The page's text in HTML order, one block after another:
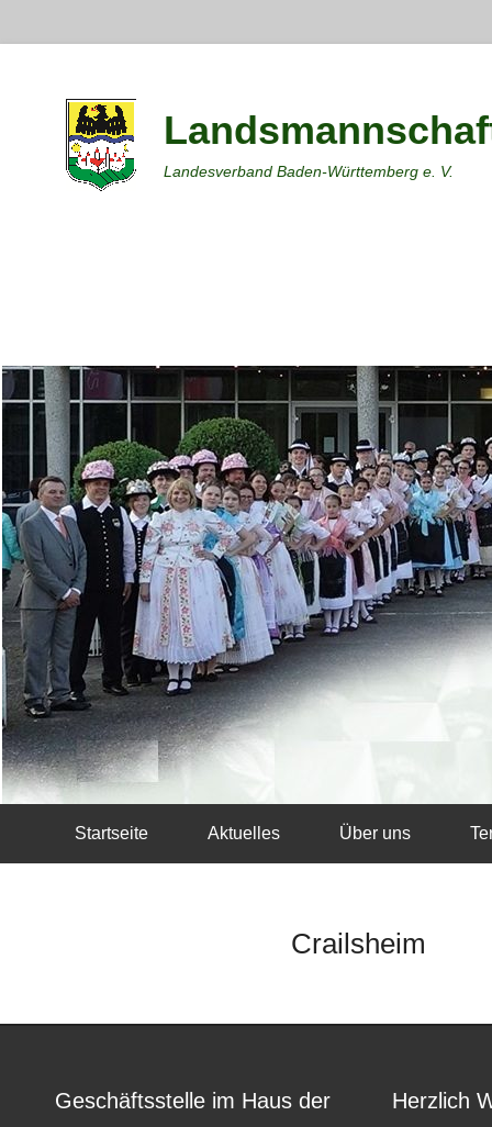
Landesverband Baden-Württemberg e. V.
Startseite Aktuelles Über uns
Crailsheim
Geschäftsstelle im Haus der
Herzlich